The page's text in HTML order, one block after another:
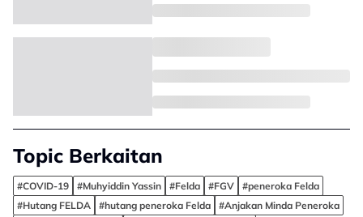
Topic Berkaitan
#COVID-19 #Muhyiddin Yassin #Felda #FGV
#peneroka Felda
#Hutang FELDA
#hutang peneroka Felda
#Anjakan Minda Peneroka